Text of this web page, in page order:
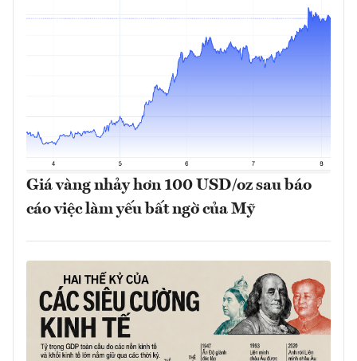
Giá vàng nhảy hơn 100 USD/oz sau báo
cáo việc làm yếu bất ngờ của Mỹ